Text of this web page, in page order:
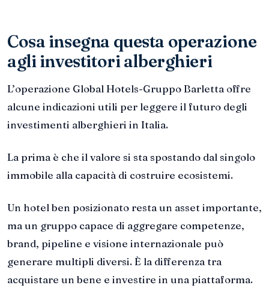
Cosa insegna questa operazione
agli investitori alberghieri
L’operazione Global Hotels-Gruppo Barletta offre
alcune indicazioni utili per leggere il futuro degli
investimenti alberghieri in Italia.
La prima è che il valore si sta spostando dal singolo
immobile alla capacità di costruire ecosistemi.
Un hotel ben posizionato resta un asset importante,
ma un gruppo capace di aggregare competenze,
brand, pipeline e visione internazionale può
generare multipli diversi. È la differenza tra
acquistare un bene e investire in una piattaforma.